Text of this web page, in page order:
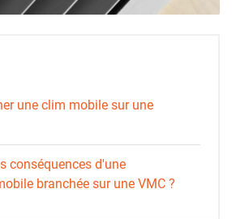
une clim mobile sur une
conséquences d'une
branchée sur une VMC ?